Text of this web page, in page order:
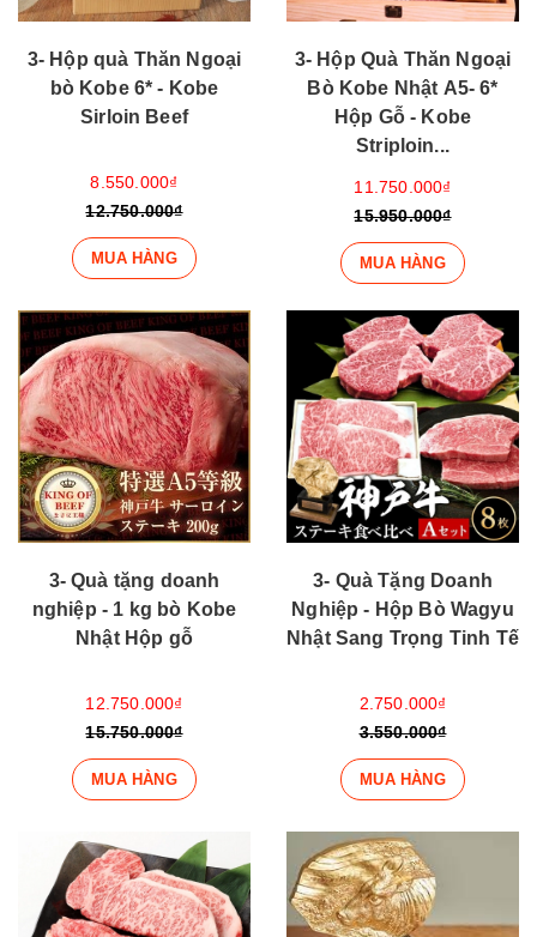
3- Hộp quà Thăn Ngoại
bò Kobe 6* - Kobe
Sirloin Beef
8.550.000₫
12.750.000₫
MUA HÀNG
3- Hộp Quà Thăn Ngoại
Bò Kobe Nhật A5- 6*
Hộp Gỗ - Kobe
Striploin...
11.750.000₫
15.950.000₫
MUA HÀNG
3- Quà tặng doanh
nghiệp - 1 kg bò Kobe
Nhật Hộp gỗ
12.750.000₫
15.750.000₫
MUA HÀNG
3- Quà Tặng Doanh
Nghiệp - Hộp Bò Wagyu
Nhật Sang Trọng Tinh Tế
2.750.000₫
3.550.000₫
MUA HÀNG